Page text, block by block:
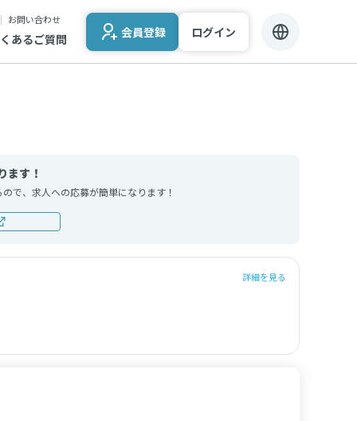
あるご質問
お問い合わせ
会員登録 ログイン
ます！
で、求人への応募が簡単になります！
詳細を見る